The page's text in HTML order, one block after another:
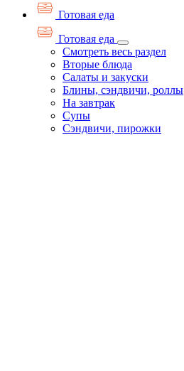
Готовая еда
Готовая еда
Смотреть весь раздел
Вторые блюда
Салаты и закуски
Блины, сэндвичи, роллы
На завтрак
Супы
Сэндвичи, пирожки